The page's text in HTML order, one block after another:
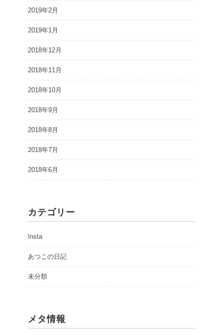
2019年2月
2019年1月
2018年12月
2018年11月
2018年10月
2018年9月
2018年8月
2018年7月
2018年6月
カテゴリー
Insta
あつこの日記
未分類
メタ情報